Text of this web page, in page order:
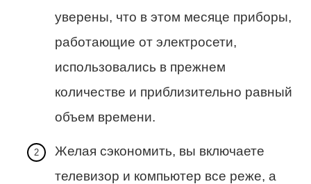
уверены, что в этом месяце приборы,
работающие от электросети,
использовались в прежнем
количестве и приблизительно равный
объем времени.
Желая сэкономить, вы включаете
телевизор и компьютер все реже, а